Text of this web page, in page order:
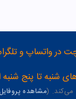
تلگرام با شماره
از 8 صبح تا 4 عصر به شماره
مشاهده